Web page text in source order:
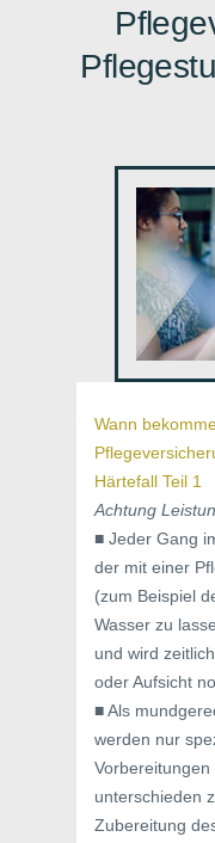
Wann
Härtefall Teil 1
Achtung
■ Jeder Gang
der mit einer
(zum Beispiel
Wasser zu
und wird
oder Aufsicht
■ Als
werden nur
unterschieden
Zubereitung